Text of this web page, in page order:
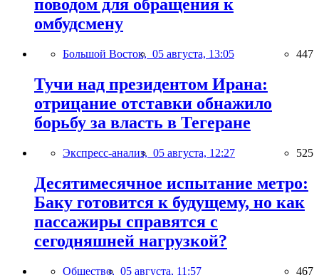
поводом для обращения к
омбудсмену
Большой Восток, 05 августа, 13:05 447
Тучи над президентом Ирана:
отрицание отставки обнажило
борьбу за власть в Тегеране
Экспресс-анализ, 05 августа, 12:27 525
Десятимесячное испытание метро:
Баку готовится к будущему, но как
пассажиры справятся с
сегодняшней нагрузкой?
Общество, 05 августа, 11:57 467